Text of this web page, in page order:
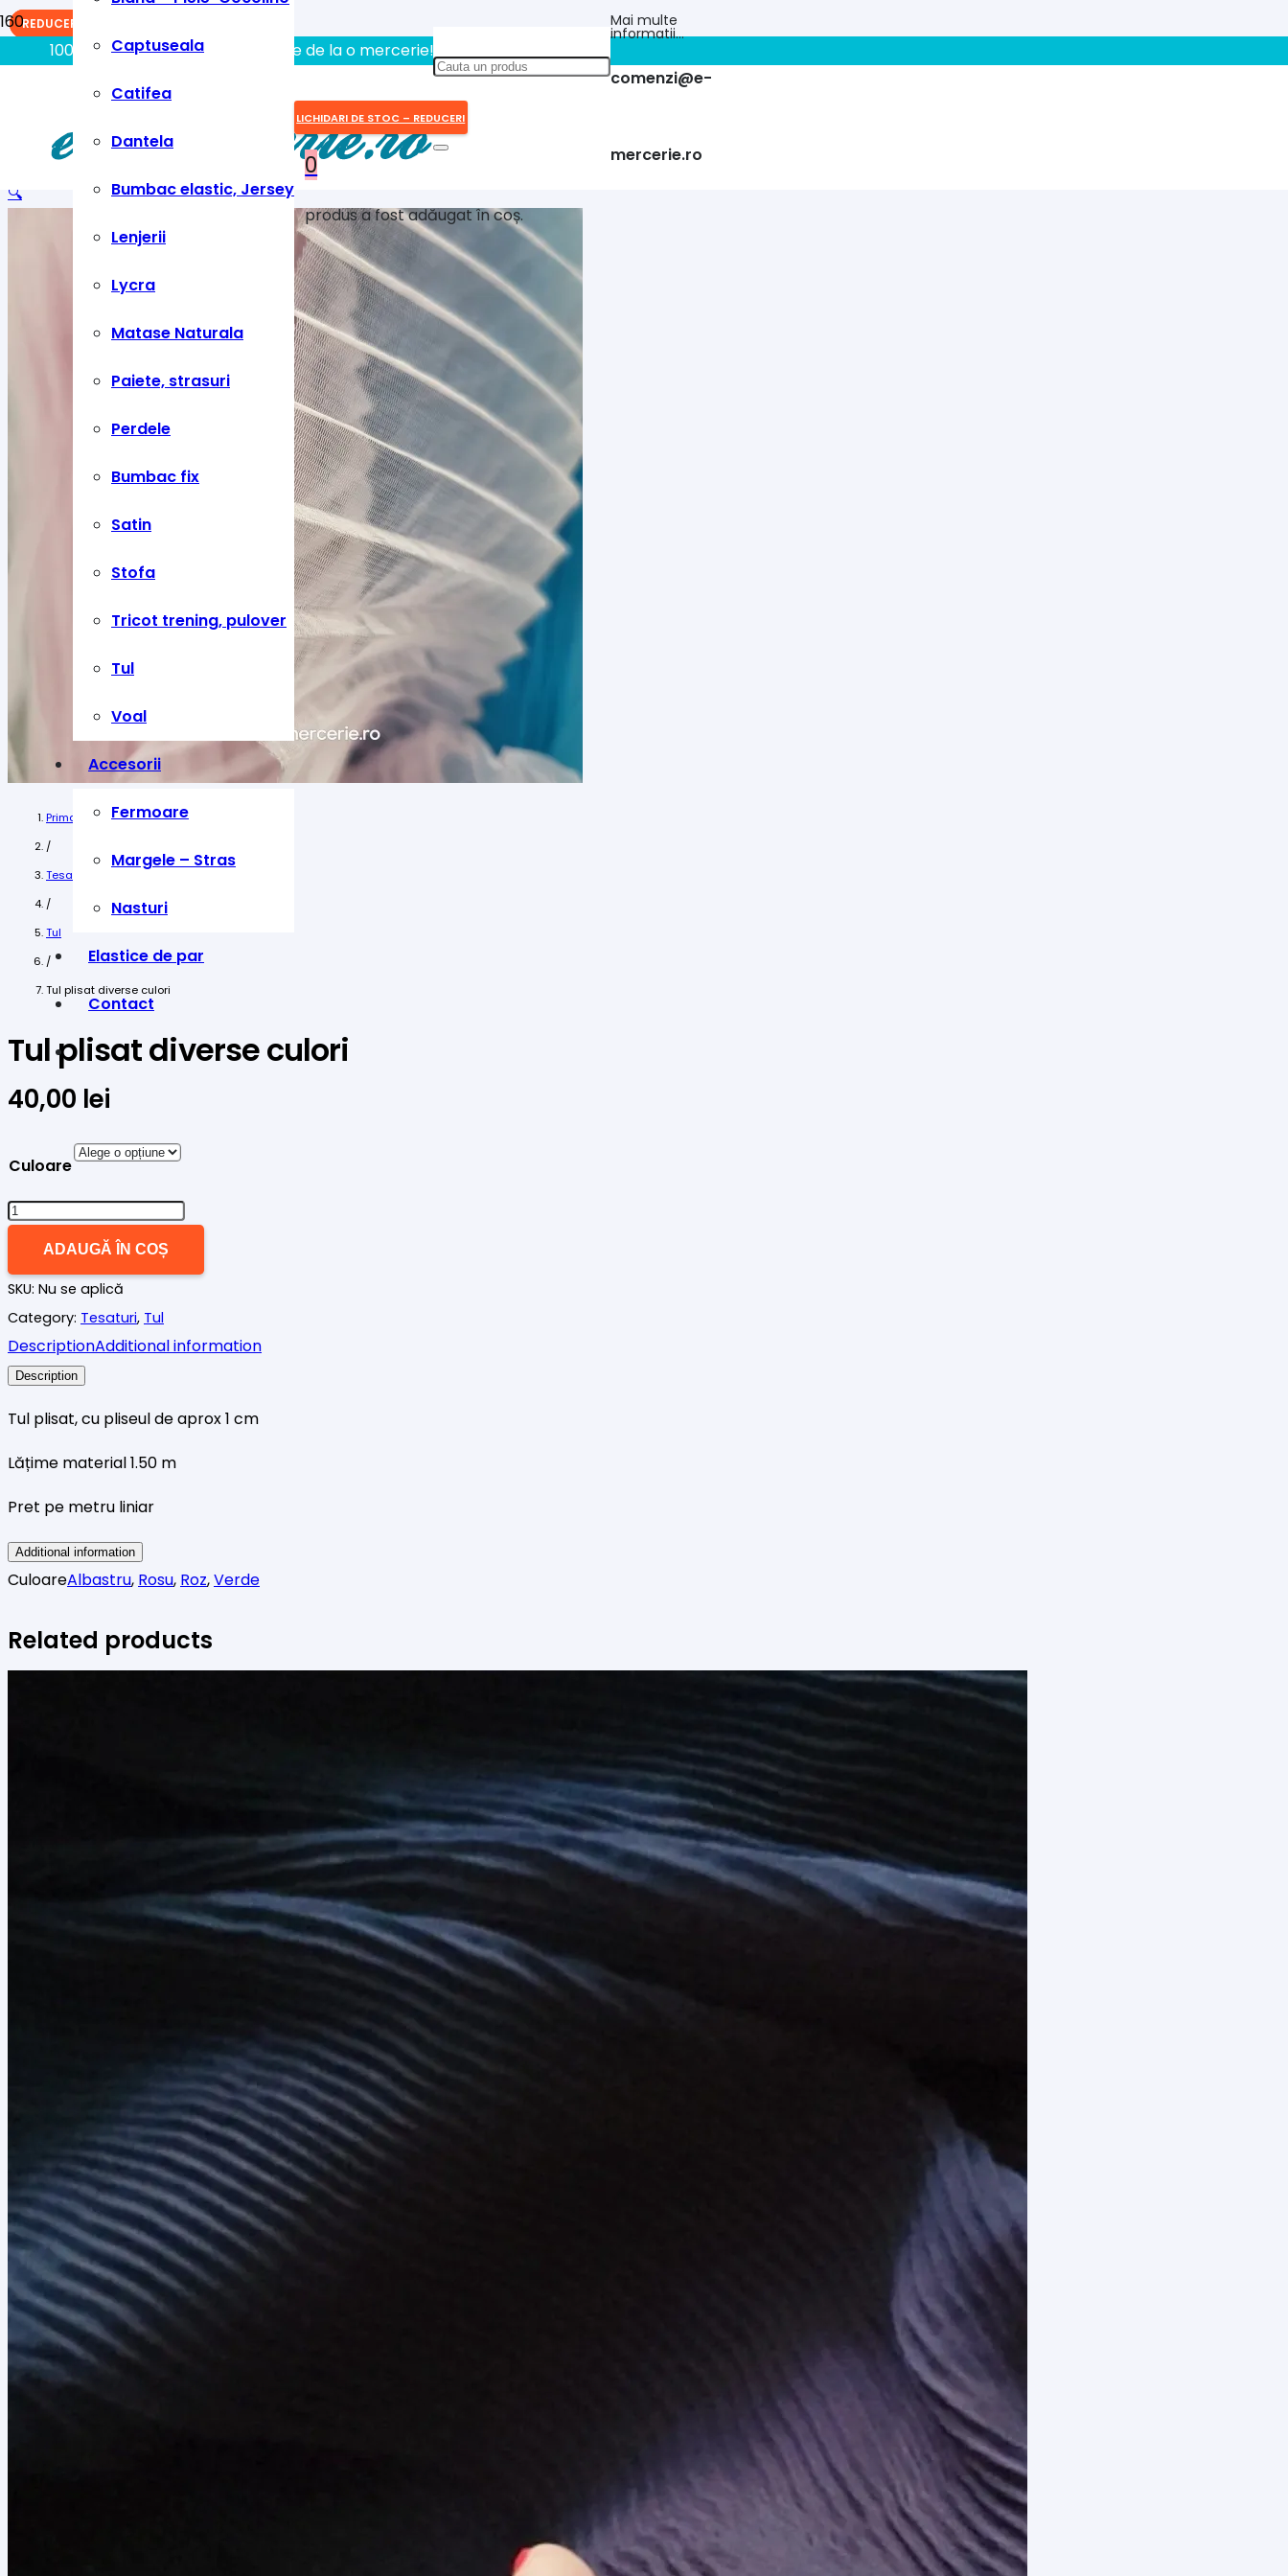
100% aici gasiti tot ce aveti nevoie de la o mercerie!!
Mai multe
informatii…
comenzi@e-
mercerie.ro
Captuseala
Catifea
Dantela
Bumbac elastic, Jersey
Lenjerii
Lycra
Matase Naturala
Paiete, strasuri
Perdele
Bumbac fix
Satin
Stofa
Tricot trening, pulover
Tul
Voal
Accesorii
Fermoare
Margele – Stras
Nasturi
Elastice de par
Contact
LICHIDARI DE STOC – REDUCERI
0
produsa fost adăugat în coș.
🔍
Prima pagină
/
Tesaturi
/
Tul
/
Tul plisat diverse culori
Tul plisat diverse culori
40,00 lei
Culoare
Cantitate
plisat
diverse
culori
ADAUGĂ ÎN COȘ
SKU: Nu se aplică
Category: Tesaturi, Tul
DescriptionAdditional information
Description
Tul plisat, cu pliseul de aprox 1 cm
Lățime material 1.50 m
Pret pe metru liniar
Additional information
CuloareAlbastru, Rosu, Roz,Verde
Related products
REDUCERI!
REDUCERI!
REDUCERI!